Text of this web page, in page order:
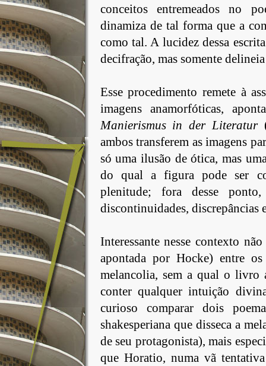
conceitos entremeados no
dinamiza de tal forma que a
como tal. A lucidez dessa
decifração, mas somente
Esseprocedimento remete à
imagens anamorfóticas,
Manierismus in der Literatur
ambos transferem as imagens
só uma ilusão de ótica, mas
do qual a figura pode ser
plenitude; fora desse
discontinuidades, discrepâncias
Interessante nesse contexto
apontada por Hocke) entre
melancolia, sem a qual o livro
conter qualquer intuição
curioso comparar dois
shakesperiana que disseca a
de seu protagonista), mais
que Horatio, numa vã